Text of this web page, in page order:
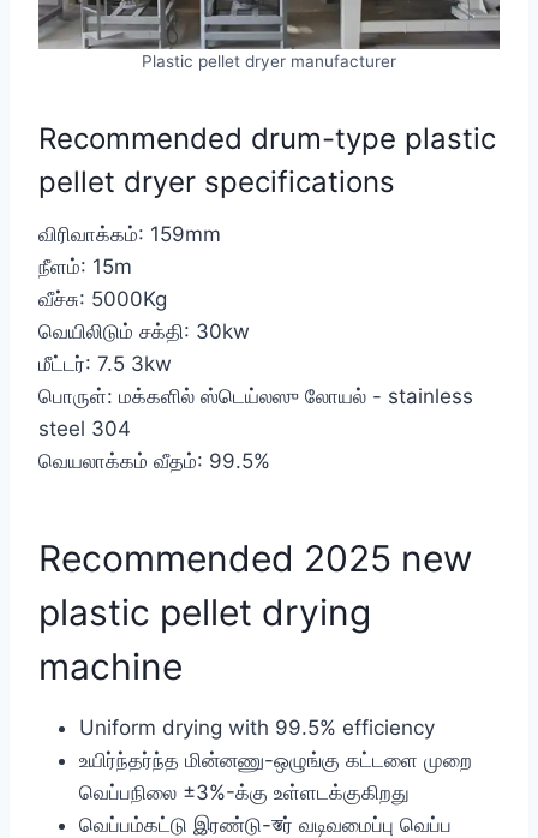
Plastic pellet dryer manufacturer
Recommended drum-type plastic
pellet dryer specifications
விரிவாக்கம்: 159mm
நீளம்: 15m
வீச்சு: 5000Kg
வெயிலிடும் சக்தி: 30kw
மீட்டர்: 7.5 3kw
பொருள்: மக்களில் ஸ்டெய்லஸு லோயல் - stainless
steel 304
வெயலாக்கம் வீதம்: 99.5%
Recommended 2025 new
plastic pellet drying
machine
Uniform drying with 99.5% efficiency
உயிர்ந்தர்ந்த மின்னணு-ஒழுங்கு கட்டளை முறை
வெப்பநிலை ±3%-க்கு உள்ளடக்குகிறது
வெப்பம்கட்டு இரண்டு-স্তர் வடிவமைப்பு வெப்ப